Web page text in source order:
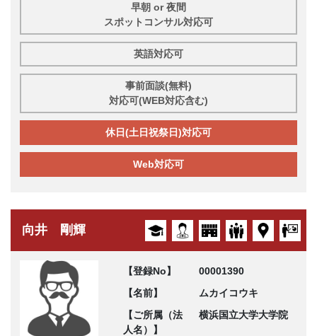
早朝 or 夜間
スポットコンサル対応可
英語対応可
事前面談(無料)
対応可(WEB対応含む)
休日(土日祝祭日)対応可
Web対応可
向井 剛輝
【登録No】
00001390
【名前】
ムカイコウキ
【ご所属（法
人名）】
横浜国立大学大学院